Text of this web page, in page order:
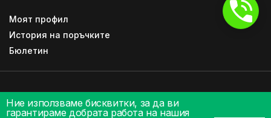
Ние използваме бисквитки, за да ви
гарантираме добрата работа на нашия
Моят профил
История на поръчките
Бюлетин